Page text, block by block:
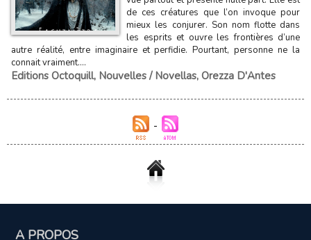
de ces créatures que l’on invoque pour
mieux les conjurer. Son nom flotte dans
les esprits et ouvre les frontières d’une
autre réalité, entre imaginaire et perfidie. Pourtant, personne ne la
connait vraiment....
Editions Octoquill, Nouvelles / Novellas, Orezza D'Antes
A PROPOS